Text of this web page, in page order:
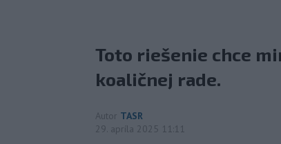
Toto riešenie chce
koaličnej rade.
Autor TASR
29. apríla 2025 11:11